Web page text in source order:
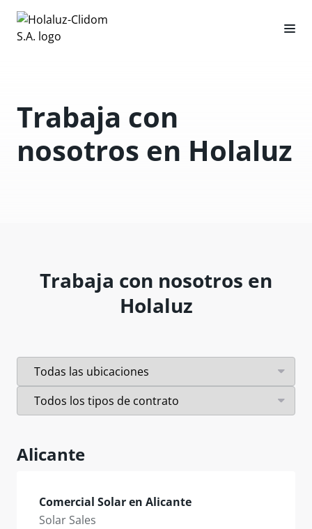
Trabaja con
nosotros en Holaluz
Trabaja con nosotros en
Holaluz
Alicante
Comercial Solar en Alicante
Solar Sales